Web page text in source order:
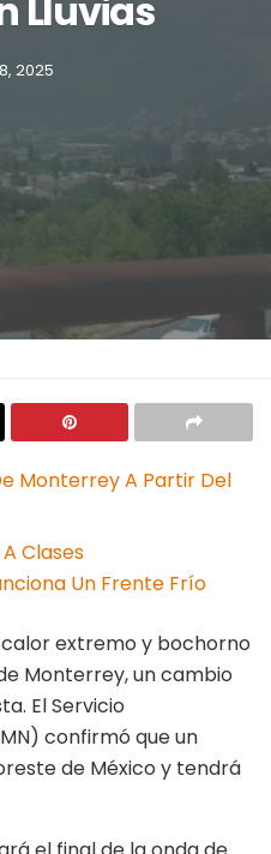
Lluvias
2025
Monterrey A Partir Del
Clases
Un Frente Frío
extremo y bochorno
Monterrey, un cambio
El Servicio
confirmó que un
de México y tendrá